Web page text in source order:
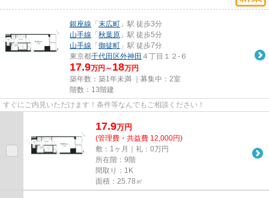
銀座線 「 末広町 」駅 徒歩3分
山手線 「 秋葉原 」駅 徒歩5分
山手線 「 御徒町 」駅 徒歩7分
東京都千代田区外神田 ４丁目１２-６
17.9万円～ 18万円
築年数：築1年未満 ｜募集中： 2室
階数：13階建
すぐにご内見いただけます！条件等なんでもご相談ください！
17.9万円
(管理費・共益費 12,000円)
敷：1ヶ月｜礼：0万円
所在階：9階
間取り：1K
面積：25.78㎡